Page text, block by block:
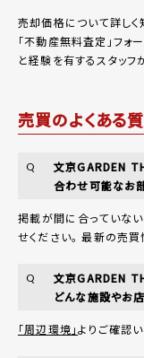
売却価格について詳しく
「不動産無料査定 」フォ
と経験を有するスタッフ
売買のよくある
Q
文京GARDEN
合わせ可能なお
掲載が間に合っていな
せください。 最新の売
Q
文京GARDEN
どんな施設やお
「周辺環境」よりご確認い